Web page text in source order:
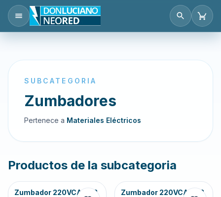
SUBCATEGORIA
Zumbadores
Pertenece a Materiales Eléctricos
Productos de la subcategoria
Zumbador 220VCA D22
Zumbador 220VCA D22